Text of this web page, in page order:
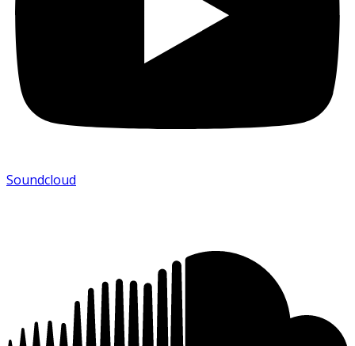
Soundcloud